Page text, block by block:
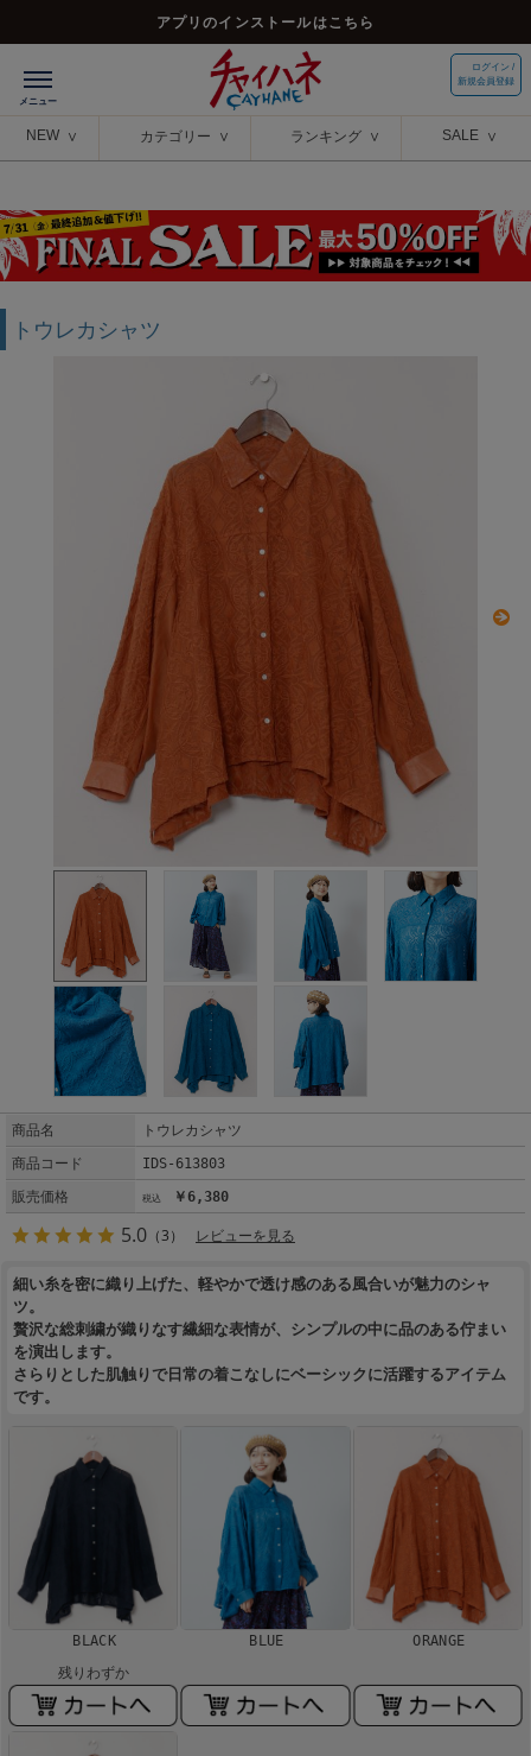
アプリのインストールはこちら
ログイン /
新規会員登録
NEW カテゴリー ランキング SALE
トウレカシャツ
商品名
トウレカシャツ
商品コード
IDS-613803
販売価格
￥6,380
5.0 （3） レビューを見る
細い糸を密に織り上げた、軽やかで透け感のある風合いが魅力のシャ
ツ。
贅沢な総刺繍が織りなす繊細な表情が、シンプルの中に品のある佇まい
を演出します。
さらりとした肌触りで日常の着こなしにベーシックに活躍するアイテム
です。
BLACK
残りわずか
BLUE ORANGE